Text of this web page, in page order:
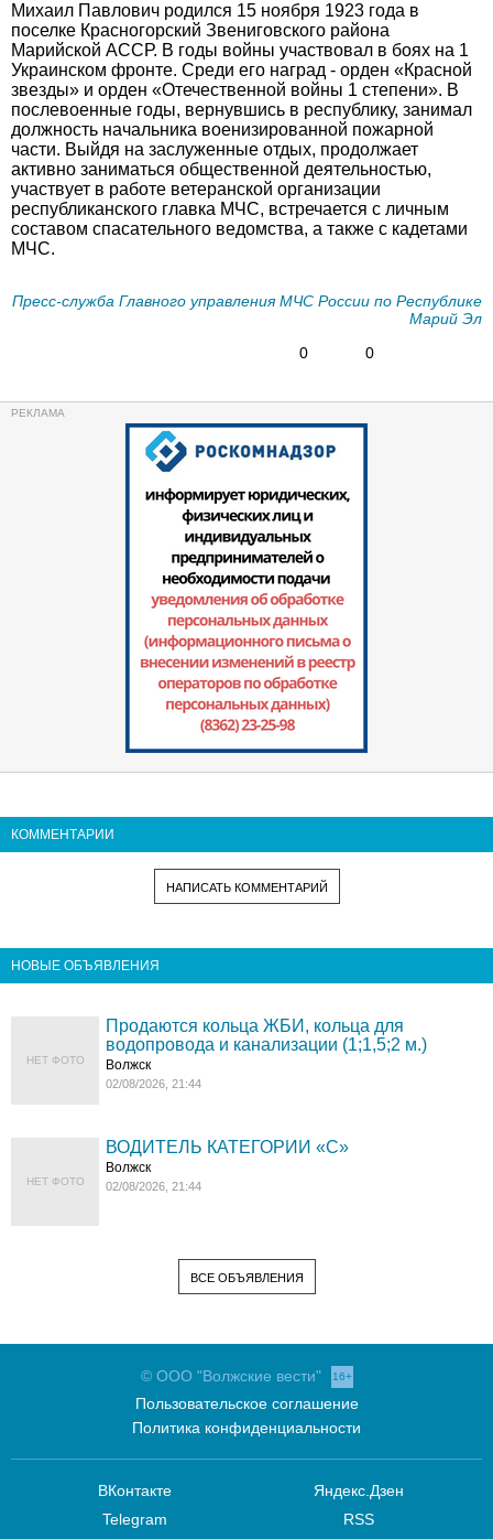
Михаил Павлович родился 15 ноября 1923 года в
поселке Красногорский Звениговского района
Марийской АССР. В годы войны участвовал в боях на 1
Украинском фронте. Среди его наград - орден «Красной
звезды» и орден «Отечественной войны 1 степени». В
послевоенные годы, вернувшись в республику, занимал
должность начальника военизированной пожарной
части. Выйдя на заслуженные отдых, продолжает
активно заниматься общественной деятельностью,
участвует в работе ветеранской организации
республиканского главка МЧС, встречается с личным
составом спасательного ведомства, а также с кадетами
МЧС.
Пресс-служба Главного управления МЧС России по Республике
Марий Эл
0
0
КОММЕНТАРИИ
НАПИСАТЬ КОММЕНТАРИЙ
НОВЫЕ ОБЪЯВЛЕНИЯ
НЕТ ФОТО
Продаются кольца ЖБИ, кольца для
водопровода и канализации (1;1,5;2 м.)
Волжск
02/08/2026, 21:44
НЕТ ФОТО
ВОДИТЕЛЬ КАТЕГОРИИ «C»
Волжск
02/08/2026, 21:44
ВСЕ ОБЪЯВЛЕНИЯ
© ООО "Волжские вести" 16+
Пользовательское соглашение
Политика конфиденциальности
ВКонтакте
Telegram
Яндекс.Дзен
RSS